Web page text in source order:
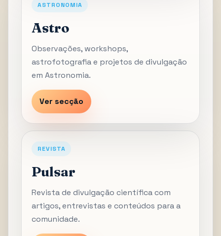
ASTRONOMIA
Astro
Observações, workshops,
astrofotografia e projetos de divulgação
em Astronomia.
Ver secção
REVISTA
Pulsar
Revista de divulgação científica com
artigos, entrevistas e conteúdos para a
comunidade.